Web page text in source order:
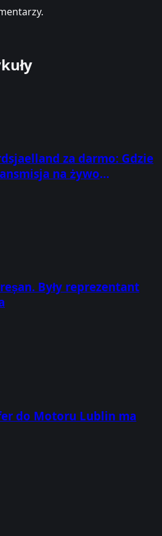
za darmo: Gdzie
na żywo
Były reprezentant
do Motoru Lublin ma